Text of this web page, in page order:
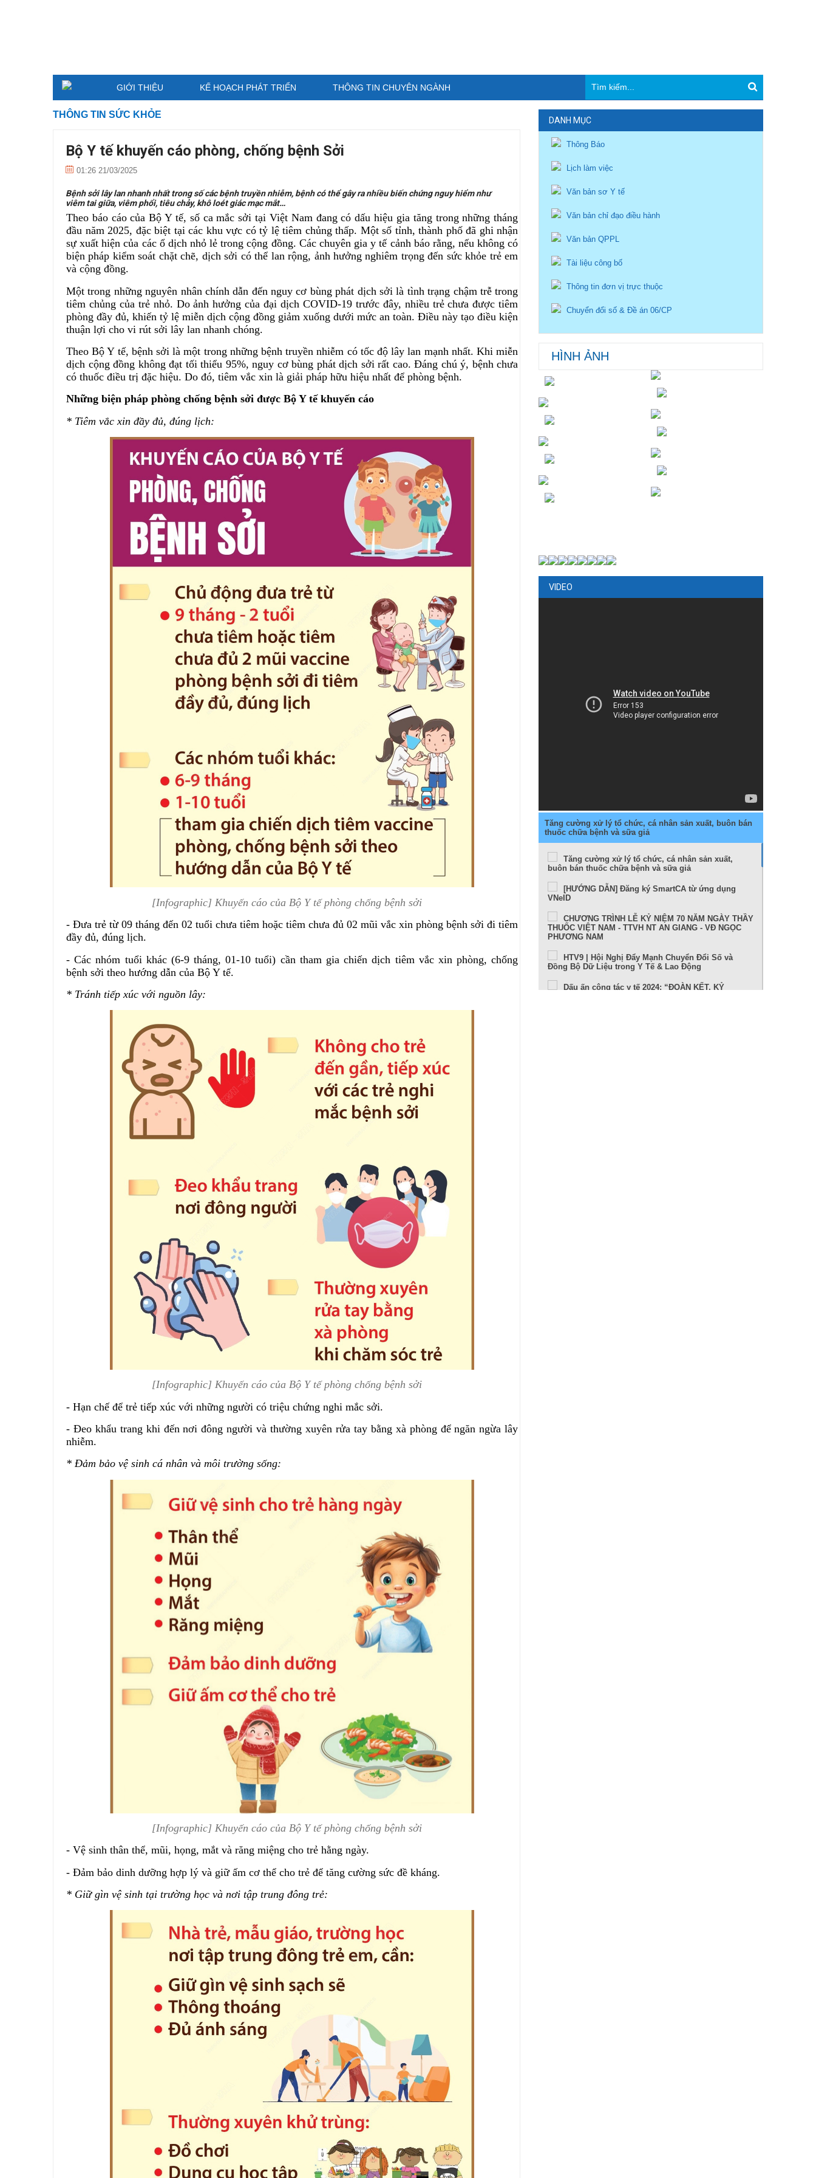
GIỚI THIỆU KẾ HOẠCH PHÁT TRIỂN THÔNG TIN CHUYÊN NGÀNH
THÔNG TIN SỨC KHỎE
Bộ Y tế khuyến cáo phòng, chống bệnh Sởi
01:26 21/03/2025
Bệnh sởi lây lan nhanh nhất trong số các bệnh truyền nhiễm, bệnh có thể gây ra nhiều biến chứng nguy hiểm như
viêm tai giữa, viêm phổi, tiêu chảy, khô loét giác mạc mắt…
Theo báo cáo của Bộ Y tế, số ca mắc sởi tại Việt Nam đang có dấu hiệu gia tăng trong những tháng
đầu năm 2025, đặc biệt tại các khu vực có tỷ lệ tiêm chủng thấp. Một số tỉnh, thành phố đã ghi nhận
sự xuất hiện của các ổ dịch nhỏ lẻ trong cộng đồng. Các chuyên gia y tế cảnh báo rằng, nếu không có
biện pháp kiểm soát chặt chẽ, dịch sởi có thể lan rộng, ảnh hưởng nghiêm trọng đến sức khỏe trẻ em
và cộng đồng.
Một trong những nguyên nhân chính dẫn đến nguy cơ bùng phát dịch sởi là tình trạng chậm trễ trong
tiêm chủng của trẻ nhỏ. Do ảnh hưởng của đại dịch COVID-19 trước đây, nhiều trẻ chưa được tiêm
phòng đầy đủ, khiến tỷ lệ miễn dịch cộng đồng giảm xuống dưới mức an toàn. Điều này tạo điều kiện
thuận lợi cho vi rút sởi lây lan nhanh chóng.
Theo Bộ Y tế, bệnh sởi là một trong những bệnh truyền nhiễm có tốc độ lây lan mạnh nhất. Khi miễn
dịch cộng đồng không đạt tối thiểu 95%, nguy cơ bùng phát dịch sởi rất cao. Đáng chú ý, bệnh chưa
có thuốc điều trị đặc hiệu. Do đó, tiêm vắc xin là giải pháp hữu hiệu nhất để phòng bệnh.
Những biện pháp phòng chống bệnh sởi được Bộ Y tế khuyến cáo
* Tiêm vắc xin đầy đủ, đúng lịch:
[Infographic] Khuyến cáo của Bộ Y tế phòng chống bệnh sởi
- Đưa trẻ từ 09 tháng đến 02 tuổi chưa tiêm hoặc tiêm chưa đủ 02 mũi vắc xin phòng bệnh sởi đi tiêm
đầy đủ, đúng lịch.
- Các nhóm tuổi khác (6-9 tháng, 01-10 tuổi) cần tham gia chiến dịch tiêm vắc xin phòng, chống
bệnh sởi theo hướng dẫn của Bộ Y tế.
* Tránh tiếp xúc với nguồn lây:
[Infographic] Khuyến cáo của Bộ Y tế phòng chống bệnh sởi
- Hạn chế để trẻ tiếp xúc với những người có triệu chứng nghi mắc sởi.
- Đeo khẩu trang khi đến nơi đông người và thường xuyên rửa tay bằng xà phòng để ngăn ngừa lây
nhiễm.
* Đảm bảo vệ sinh cá nhân và môi trường sống:
[Infographic] Khuyến cáo của Bộ Y tế phòng chống bệnh sởi
- Vệ sinh thân thể, mũi, họng, mắt và răng miệng cho trẻ hằng ngày.
- Đảm bảo dinh dưỡng hợp lý và giữ ấm cơ thể cho trẻ để tăng cường sức đề kháng.
* Giữ gìn vệ sinh tại trường học và nơi tập trung đông trẻ:
DANH MỤC
Thông Báo
Lịch làm việc
Văn bản sơ Y tế
Văn bản chỉ đạo điều hành
Văn bản QPPL
Tài liệu công bố
Thông tin đơn vị trực thuộc
Chuyển đổi số & Đề án 06/CP
HÌNH ẢNH
VIDEO
Tăng cường xử lý tổ chức, cá nhân sản xuất, buôn bán
thuốc chữa bệnh và sữa giả
Tăng cường xử lý tổ chức, cá nhân sản xuất,
buôn bán thuốc chữa bệnh và sữa giả
[HƯỚNG DẪN] Đăng ký SmartCA từ ứng dụng
VNeID
CHƯƠNG TRÌNH LỄ KỶ NIỆM 70 NĂM NGÀY THẦY
THUỐC VIỆT NAM - TTVH NT AN GIANG - VĐ NGỌC
PHƯƠNG NAM
HTV9 | Hội Nghị Đẩy Mạnh Chuyển Đổi Số và
Đồng Bộ Dữ Liệu trong Y Tế & Lao Động
Dấu ấn công tác y tế 2024: “ĐOÀN KẾT, KỶ